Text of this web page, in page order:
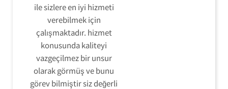
ile sizlere en iyi hizmeti
verebilmek için
çalışmaktadır. hizmet
konusunda kaliteyi
vazgeçilmez bir unsur
olarak görmüş ve bunu
görev bilmiştir siz değerli